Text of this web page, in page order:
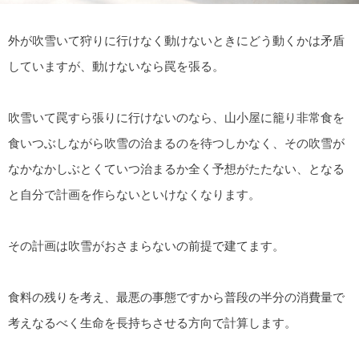
外が吹雪いて狩りに行けなく動けないときにどう動くかは矛盾
していますが、動けないなら罠を張る。
吹雪いて罠すら張りに行けないのなら、山小屋に籠り非常食を
食いつぶしながら吹雪の治まるのを待つしかなく、その吹雪が
なかなかしぶとくていつ治まるか全く予想がたたない、となる
と自分で計画を作らないといけなくなります。
その計画は吹雪がおさまらないの前提で建てます。
食料の残りを考え、最悪の事態ですから普段の半分の消費量で
考えなるべく生命を長持ちさせる方向で計算します。